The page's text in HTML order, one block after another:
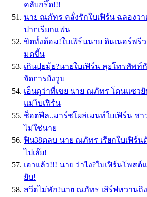
คลับกรี๊ด!!!
นาย ณภัทร คลั่งรักใบเฟิร์น ฉลองว
ปากเรียกแฟน
ขิตทั้งด้อม!ใบเฟิร์นนาย ดินเนอร์พรี
มดขึ้น
เกินปุยมุ้ย?นายใบเฟิร์น คุยโทรศัพท์
จัดการยังวูบ
เอ็นดูว่าที่เขย นาย ณภัทร โดนแซวยั
แม่ใบเฟิร์น
ช็อตฟีล..มาร์ชโผล่เมนท์ใบเฟิร์น ชา
ไม่ใช่นาย
ฟิน38ตลบ นาย ณภัทร เรียกใบเฟิร์น
ไปเล๊ย!
เอาแล้ว!!! นาย ว่าไง?ใบเฟิร์นโพส
ยับ!
สวีตไม่พัก!นาย ณภัทร เสิร์ฟหวานถึ